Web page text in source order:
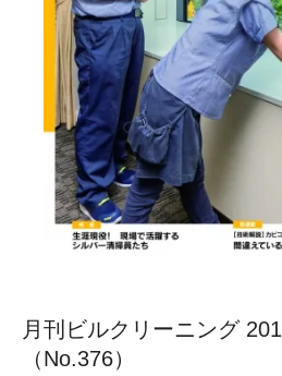
月刊ビルクリーニング
（No.376）